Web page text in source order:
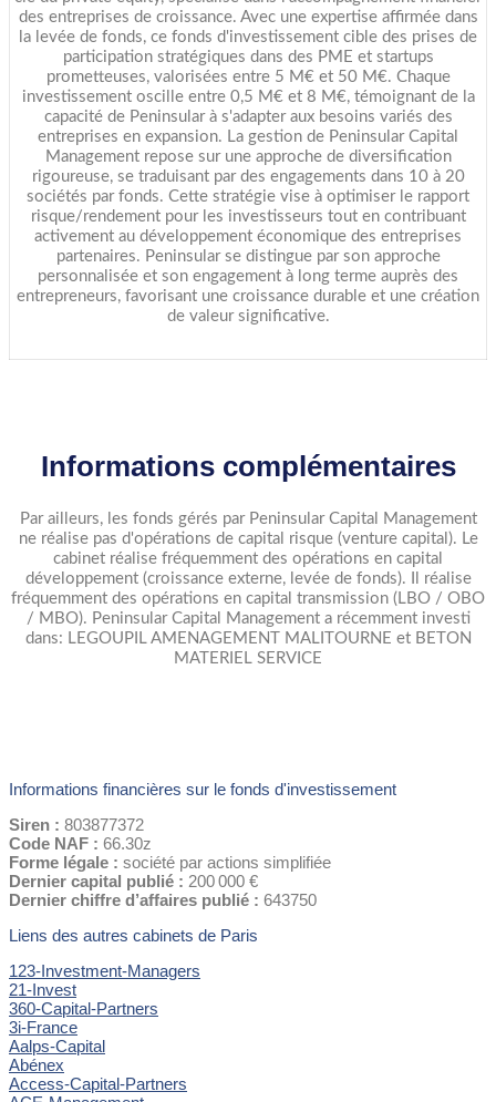
des entreprises de croissance. Avec une expertise affirmée dans
la levée de fonds, ce fonds d'investissement cible des prises de
participation stratégiques dans des PME et startups
prometteuses, valorisées entre 5 M€ et 50 M€. Chaque
investissement oscille entre 0,5 M€ et 8 M€, témoignant de la
capacité de Peninsular à s'adapter aux besoins variés des
entreprises en expansion. La gestion de Peninsular Capital
Management repose sur une approche de diversification
rigoureuse, se traduisant par des engagements dans 10 à 20
sociétés par fonds. Cette stratégie vise à optimiser le rapport
risque/rendement pour les investisseurs tout en contribuant
activement au développement économique des entreprises
partenaires. Peninsular se distingue par son approche
personnalisée et son engagement à long terme auprès des
entrepreneurs, favorisant une croissance durable et une création
de valeur significative.
Informations complémentaires
Par ailleurs, les fonds gérés par Peninsular Capital Management
ne réalise pas d'opérations de capital risque (venture capital). Le
cabinet réalise fréquemment des opérations en capital
développement (croissance externe, levée de fonds). Il réalise
fréquemment des opérations en capital transmission (LBO / OBO
/ MBO). Peninsular Capital Management a récemment investi
dans: LEGOUPIL AMENAGEMENT MALITOURNE et BETON
MATERIEL SERVICE
Informations financières sur le fonds d'investissement
Siren : 803877372
Code NAF : 66.30z
Forme légale : société par actions simplifiée
Dernier capital publié : 200 000 €
Dernier chiffre d’affaires publié : 643750
Liens des autres cabinets de Paris
123-Investment-Managers
21-Invest
360-Capital-Partners
3i-France
Aalps-Capital
Abénex
Access-Capital-Partners